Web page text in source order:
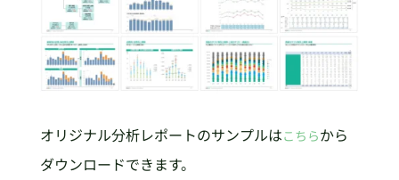
オリジナル分析レポートのサンプルはこちらから
ダウンロードできます。